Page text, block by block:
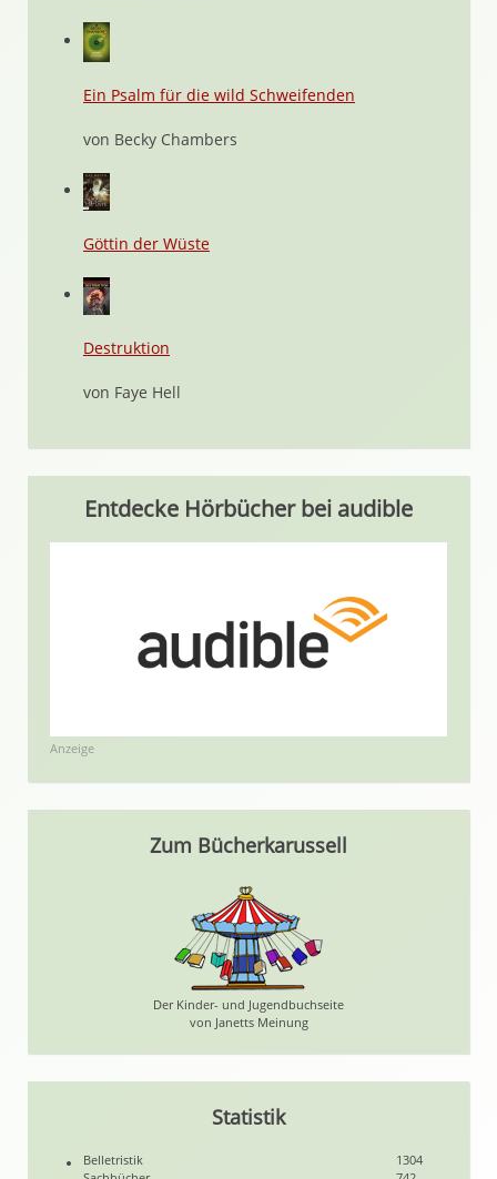
Ein Psalm für die wild Schweifenden
von Becky Chambers
Göttin der Wüste
Destruktion
von Faye Hell
Entdecke Hörbücher bei audible
Anzeige
Zum Bücherkarussell
Der Kinder- und Jugendbuchseite
von Janetts Meinung
Statistik
Belletristik
1304